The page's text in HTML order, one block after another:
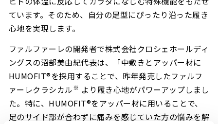
ています。そのため、自分の足型にぴったり沿った履き
心地を実現します。
ファルファーレの開発者で株式会社クロシェホールディ
ングスの沼部美由紀代表は、「中敷きとアッパー材に
HUMOFIT®を採用することで、昨年発売したファルフ
ァーレクラシカル※ より履き心地がパワーアップしまし
た。特に、HUMOFIT®をアッパー材に用いることで、
足のサイド部が合わずに痛みを感じていた方の悩みを解